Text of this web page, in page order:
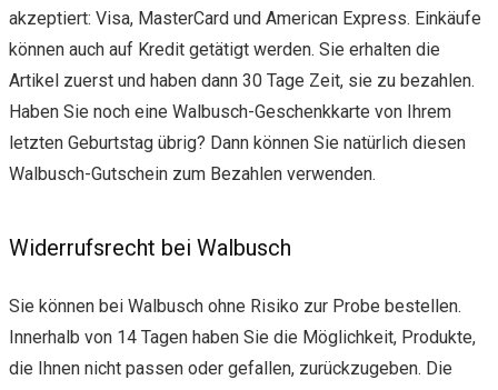
akzeptiert: Visa, MasterCard und American Express. Einkäufe
können auch auf Kredit getätigt werden. Sie erhalten die
Artikel zuerst und haben dann 30 Tage Zeit, sie zu bezahlen.
Haben Sie noch eine Walbusch-Geschenkkarte von Ihrem
letzten Geburtstag übrig? Dann können Sie natürlich diesen
Walbusch-Gutschein zum Bezahlen verwenden.
Widerrufsrecht bei Walbusch
Sie können bei Walbusch ohne Risiko zur Probe bestellen.
Innerhalb von 14 Tagen haben Sie die Möglichkeit, Produkte,
die Ihnen nicht passen oder gefallen, zurückzugeben. Die